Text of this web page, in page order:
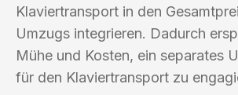
Klaviertransport in den
Umzugs integrieren. Dadurch
Mühe und Kosten, ein separates
für den Klaviertransport zu